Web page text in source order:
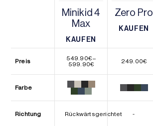
Minikid 4
Max
KAUFEN
KAUFEN
Zero Pro
KAUFEN
Preis 549.90€–
599.90€Preisspanne:
bis
599.90€
249.00€
Farbe
Richtung Rückwärtsgerichtet -